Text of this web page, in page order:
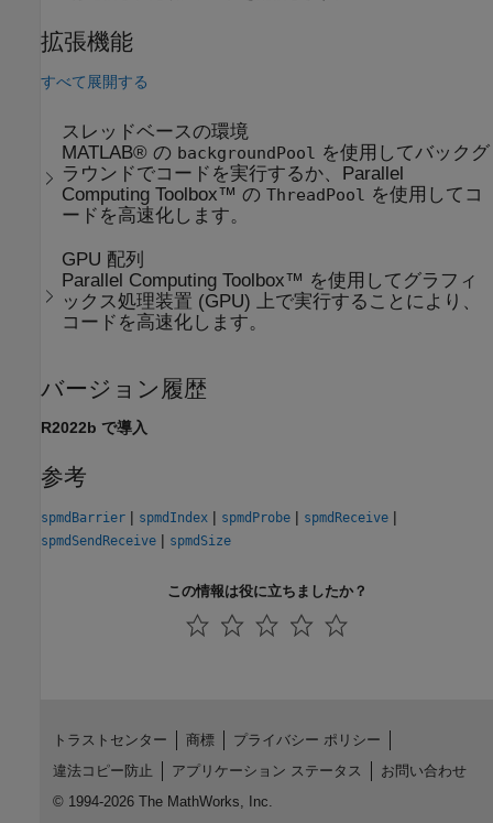
拡張機能
すべて展開する
スレッドベースの環境
MATLAB® の backgroundPool
を使用してバックグ
ラウンドでコードを実行するか、Parallel
Computing Toolbox™ のThreadPool
を使用してコ
ードを高速化します。
GPU 配列
Parallel Computing Toolbox™ を使用してグラフィ
ックス処理装置 (GPU) 上で実行することにより、
コードを高速化します。
バージョン履歴
R2022b で導入
参考
spmdBarrier | spmdIndex | spmdProbe | spmdReceive |
spmdSendReceive | spmdSize
この情報は役に立ちましたか？
トラストセンター 商標
プライバシー ポリシー
違法コピー防止
アプリケーション ステータス
お問い合わせ
© 1994-2026 The MathWorks, Inc.